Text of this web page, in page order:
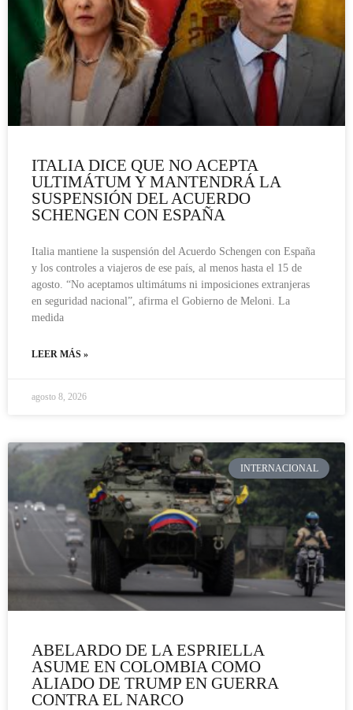
ITALIA DICE QUE NO ACEPTA
ULTIMÁTUM Y MANTENDRÁ LA
SUSPENSIÓN DEL ACUERDO
SCHENGEN CON ESPAÑA
Italia mantiene la suspensión del Acuerdo Schengen con España
y los controles a viajeros de ese país, al menos hasta el 15 de
agosto. “No aceptamos ultimátums ni imposiciones extranjeras
en seguridad nacional”, afirma el Gobierno de Meloni. La
medida
LEER MÁS »
agosto 8, 2026
INTERNACIONAL
ABELARDO DE LA ESPRIELLA
ASUME EN COLOMBIA COMO
ALIADO DE TRUMP EN GUERRA
CONTRA EL NARCO